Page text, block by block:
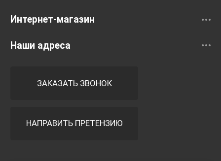
Интернет-магазин
Наши адреса
ЗАКАЗАТЬ ЗВОНОК
НАПРАВИТЬ ПРЕТЕНЗИЮ